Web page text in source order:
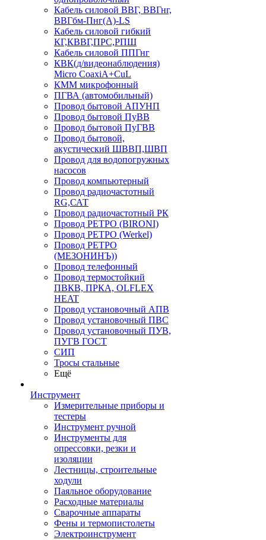
Кабель силовой ВВГ, ВВГнг,
ВВГбм-Пнг(А)-LS
Кабель силовой гибкий
КГ,КВВГ,ПРС,РПШ
Кабель силовой ППГнг
КВК(д/видеонаблюдения)
Micro CoaxiA+CuL
КММ микрофонный
ПГВА (автомобильный)
Провод бытовой АПУНП
Провод бытовой ПуВВ
Провод бытовой ПуГВВ
Провод бытовой,
акустический ШВВП,ШВП
Провод для водопогружных
насосов
Провод компьютерный
Провод радиочастотный
RG,САТ
Провод радиочастотный РК
Провод РЕТРО (BIRONI)
Провод РЕТРО (Werkel)
Провод РЕТРО
(МЕЗОНИНЪ))
Провод телефонный
Провод термостойкий
ПВКВ, ПРКА, OLFLEX
HEAT
Провод установочный АПВ
Провод установочный ПВС
Провод установочный ПУВ,
ПУГВ ГОСТ
СИП
Тросы стальные
Ещё
Инструмент
Измерительные приборы и
тестеры
Инструмент ручной
Инструменты для
опрессовки, резки и
изоляции
Лестницы, строительные
ходули
Паяльное оборудование
Расходные материалы
Сварочные аппараты
Фены и термопистолеты
Электроинструмент